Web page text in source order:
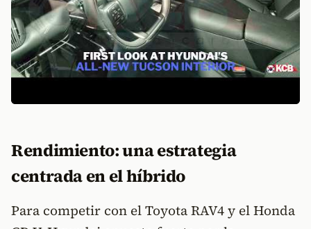
Rendimiento: una estrategia
centrada en el híbrido
Para competir con el Toyota RAV4 y el Honda